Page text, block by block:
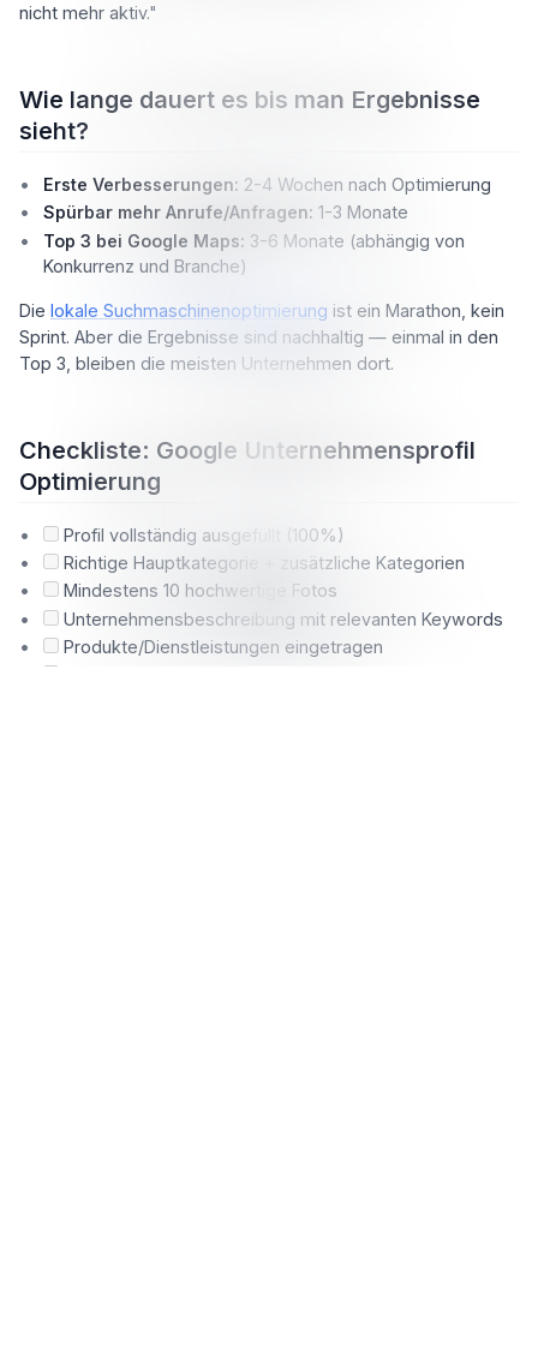
nicht mehr aktiv."
Wie lange dauert es bis man Ergebnisse
sieht?
Erste Verbesserungen: 2-4 Wochen nach Optimierung
Spürbar mehr Anrufe/Anfragen: 1-3 Monate
Top 3 bei Google Maps: 3-6 Monate (abhängig von
Konkurrenz und Branche)
Die lokale Suchmaschinenoptimierung ist ein Marathon, kein
Sprint. Aber die Ergebnisse sind nachhaltig — einmal in den
Top 3, bleiben die meisten Unternehmen dort.
Checkliste: Google Unternehmensprofil
Optimierung
Profil vollständig ausgefüllt (100%)
Richtige Hauptkategorie + zusätzliche Kategorien
Mindestens 10 hochwertige Fotos
Unternehmensbeschreibung mit relevanten Keywords
Produkte/Dienstleistungen eingetragen